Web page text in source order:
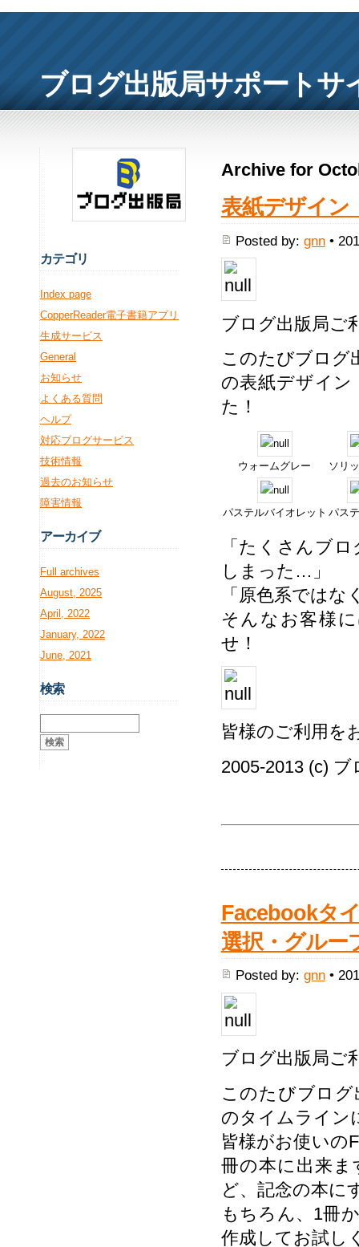
ブログ出版局サポートサ
Archive for
表紙デザイン
Posted by: gnn•
ブログ出版局ご
このたびブログ
の表紙デザイン
た！
ウォームグレー ソリ
パステルバイオレット パス
「たくさんブ
しまった…」
「原色系では
そんなお客様
せ！
皆様のご利用を
2005-2013 (c) ブ
Facebookタ
選択・グルー
Posted by: gnn•
ブログ出版局ご
このたびブログ
のタイムライン
皆様がお使いの
冊の本に出来ま
ど、記念の本に
もちろん、1冊
作成してお試し
カテゴリ
Index page
CopperReader電子書籍アプリ
生成サービス
General
お知らせ
よくある質問
ヘルプ
対応ブログサービス
技術情報
過去のお知らせ
障害情報
アーカイブ
Full archives
August, 2025
April, 2022
January, 2022
June, 2021
検索